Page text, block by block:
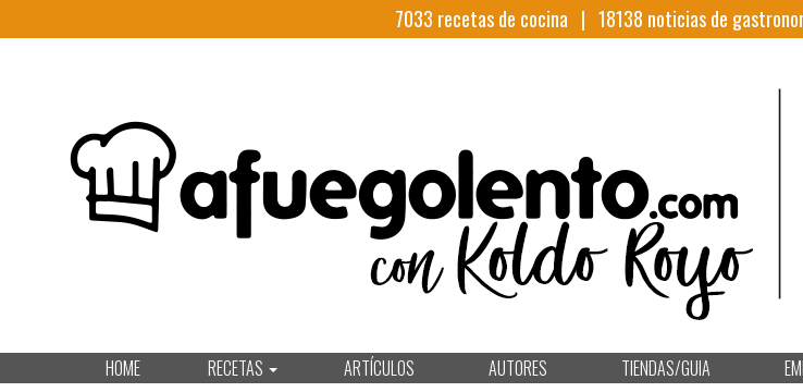
7033 recetas de cocina | 18138 noticias de
HOME RECETAS ARTÍCULOS AUTORES TIENDAS/GUIA